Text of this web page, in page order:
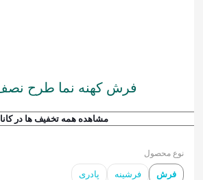
فرش کهنه نما طرح
مشاهده همه تخفیف ها در
نوع محصول
فرش فرشینه پادری